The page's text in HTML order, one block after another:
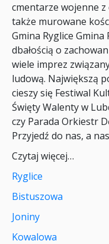
cmentarze wojenne
także murowane
Gmina Ryglice
dbałością o
wiele imprez
ludową. Największą
cieszy się Festiwal
Święty Walenty w
czy Parada Orkiestr
Przyjedź do nas, a
Czytaj więcej…
Ryglice
Bistuszowa
Joniny
Kowalowa